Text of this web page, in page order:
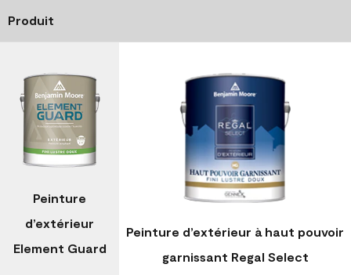
Produit
Peinture
d’extérieur
Element Guard
Peinture d’extérieur à haut pouvoir
garnissant Regal Select